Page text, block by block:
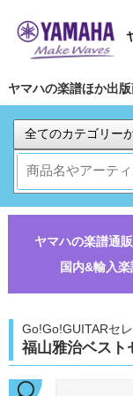
ヤマハの楽譜ほか出
ヤマハの楽譜通
国内&輸入
Go!Go!GUITARセ
福山雅治ベスト